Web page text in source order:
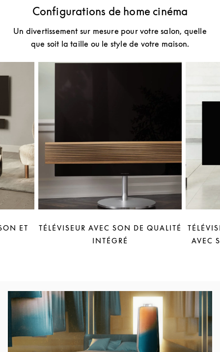
Configurations de home cinéma
Un divertissement sur mesure pour votre salon, quelle
que soit la taille ou le style de votre maison.
ET
TÉLÉVISEUR AVEC SON DE QUALITÉ
INTÉGRÉ
AVEC
Image de l’événement